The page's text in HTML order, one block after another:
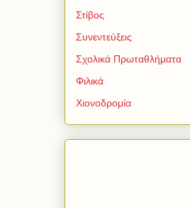
Στίβος
Συνεντεύξεις
Σχολικά Πρωταθλήματα
Φιλικά
Χιονοδρομία